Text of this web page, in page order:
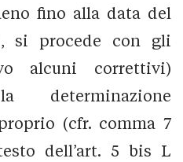
fino alla data del
si procede con gli
alcuni correttivi)
(cfr. comma 7
dell’art. 5 bis L